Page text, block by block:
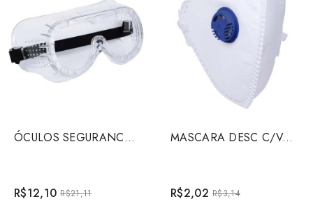
ÓCULOS SEGURANCA WK7 INCOLOR
R$12,10 R$21,11
MASCARA DESC C/VALV P2 PO/FUMOS 126
R$2,02 R$3,14